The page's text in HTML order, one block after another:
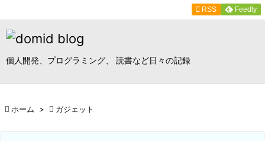
個人開発、プログラミング、 読書など日々の記録

 RSS Feedly
 ホーム >  ガジェット